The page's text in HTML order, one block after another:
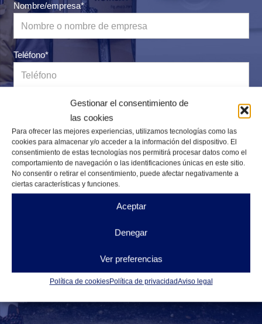
Gestionar el consentimiento de
las cookies
Para ofrecer las mejores experiencias, utilizamos tecnologías como las
cookies para almacenar y/o acceder a la información del dispositivo. El
consentimiento de estas tecnologías nos permitirá procesar datos como el
comportamiento de navegación o las identificaciones únicas en este sitio.
No consentir o retirar el consentimiento, puede afectar negativamente a
ciertas características y funciones.
Aceptar
Denegar
Ver preferencias
Política de cookiesPolítica de privacidadAviso legal
Nombre/empresa*
Teléfono*
Correo electrónico*
Mensaje
Enviar